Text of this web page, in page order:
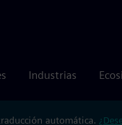
Industrias
automática.